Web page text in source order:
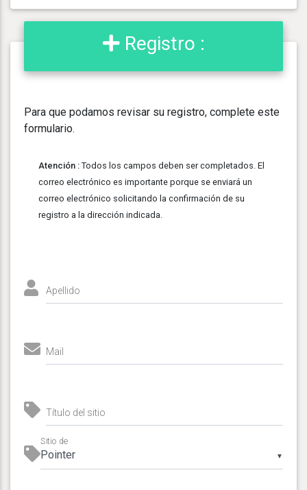
Registro :
Para que podamos revisar su registro, complete este
formulario.
Atención : Todos los campos deben ser completados. El
correo electrónico es importante porque se enviará un
correo electrónico solicitando la confirmación de su
registro a la dirección indicada.
Apellido
Mail
Título del sitio
▼
Sitio de